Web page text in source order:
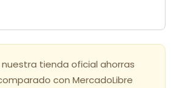
tienda oficial ahorras
con MercadoLibre